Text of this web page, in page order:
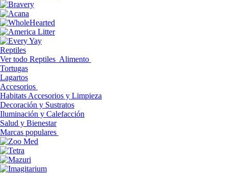
Reptiles
Ver todo Reptiles Alimento
Tortugas
Lagartos
Accesorios
Habitats Accesorios y Limpieza
Decoración y Sustratos
Iluminación y Calefacción
Salud y Bienestar
Marcas populares